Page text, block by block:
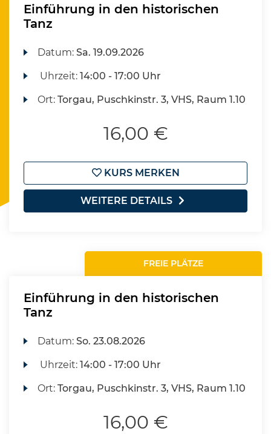
Einführung in den historischen
Tanz
Datum:Sa. 19.09.2026
Uhrzeit:14:00 - 17:00 Uhr
Ort:Torgau, Puschkinstr. 3, VHS, Raum 1.10
16,00 €
KURS MERKEN
WEITERE DETAILS
FREIE PLÄTZE
Einführung in den historischen
Tanz
Datum:So. 23.08.2026
Uhrzeit:14:00 - 17:00 Uhr
Ort:Torgau, Puschkinstr. 3, VHS, Raum 1.10
16,00 €